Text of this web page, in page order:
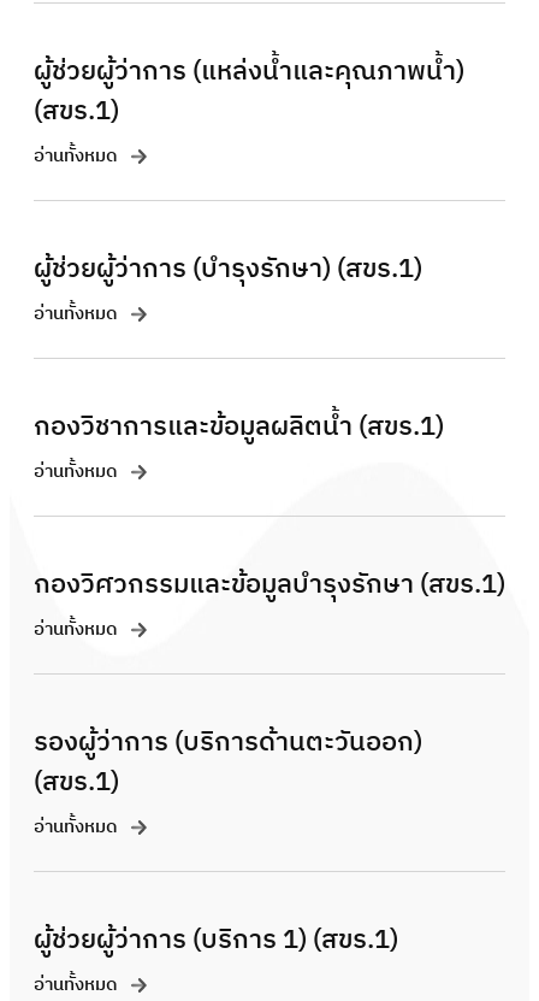
ผู้ช่วยผู้ว่าการ (แหล่งน้ำและคุณภาพน้ำ)
(สขร.1)
อ่านทั้งหมด
ผู้ช่วยผู้ว่าการ (บำรุงรักษา) (สขร.1)
อ่านทั้งหมด
กองวิชาการและข้อมูลผลิตน้ำ (สขร.1)
อ่านทั้งหมด
กองวิศวกรรมและข้อมูลบำรุงรักษา (สขร.1)
อ่านทั้งหมด
รองผู้ว่าการ (บริการด้านตะวันออก)
(สขร.1)
อ่านทั้งหมด
ผู้ช่วยผู้ว่าการ (บริการ 1) (สขร.1)
อ่านทั้งหมด